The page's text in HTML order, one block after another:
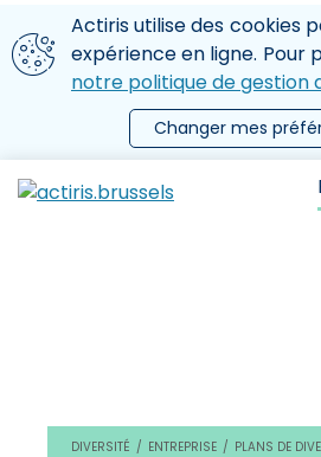
Aller au contenu principal
Nous utilisons des cookies
Actiris utilise des cookies
expérience en ligne. Pour
notre politique de gestion
Changer mes
le menu
DIVERSITÉ ENTREPRISE PLANS DE